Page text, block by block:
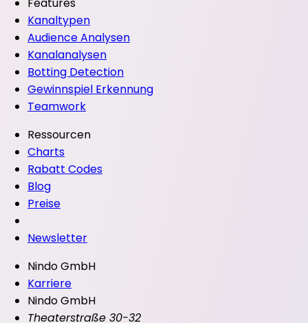
Features
Kanaltypen
Audience Analysen
Kanalanalysen
Botting Detection
Gewinnspiel Erkennung
Teamwork
Ressourcen
Charts
Rabatt Codes
Blog
Preise
Newsletter
Nindo GmbH
Karriere
Nindo GmbH
Theaterstraße 30-32